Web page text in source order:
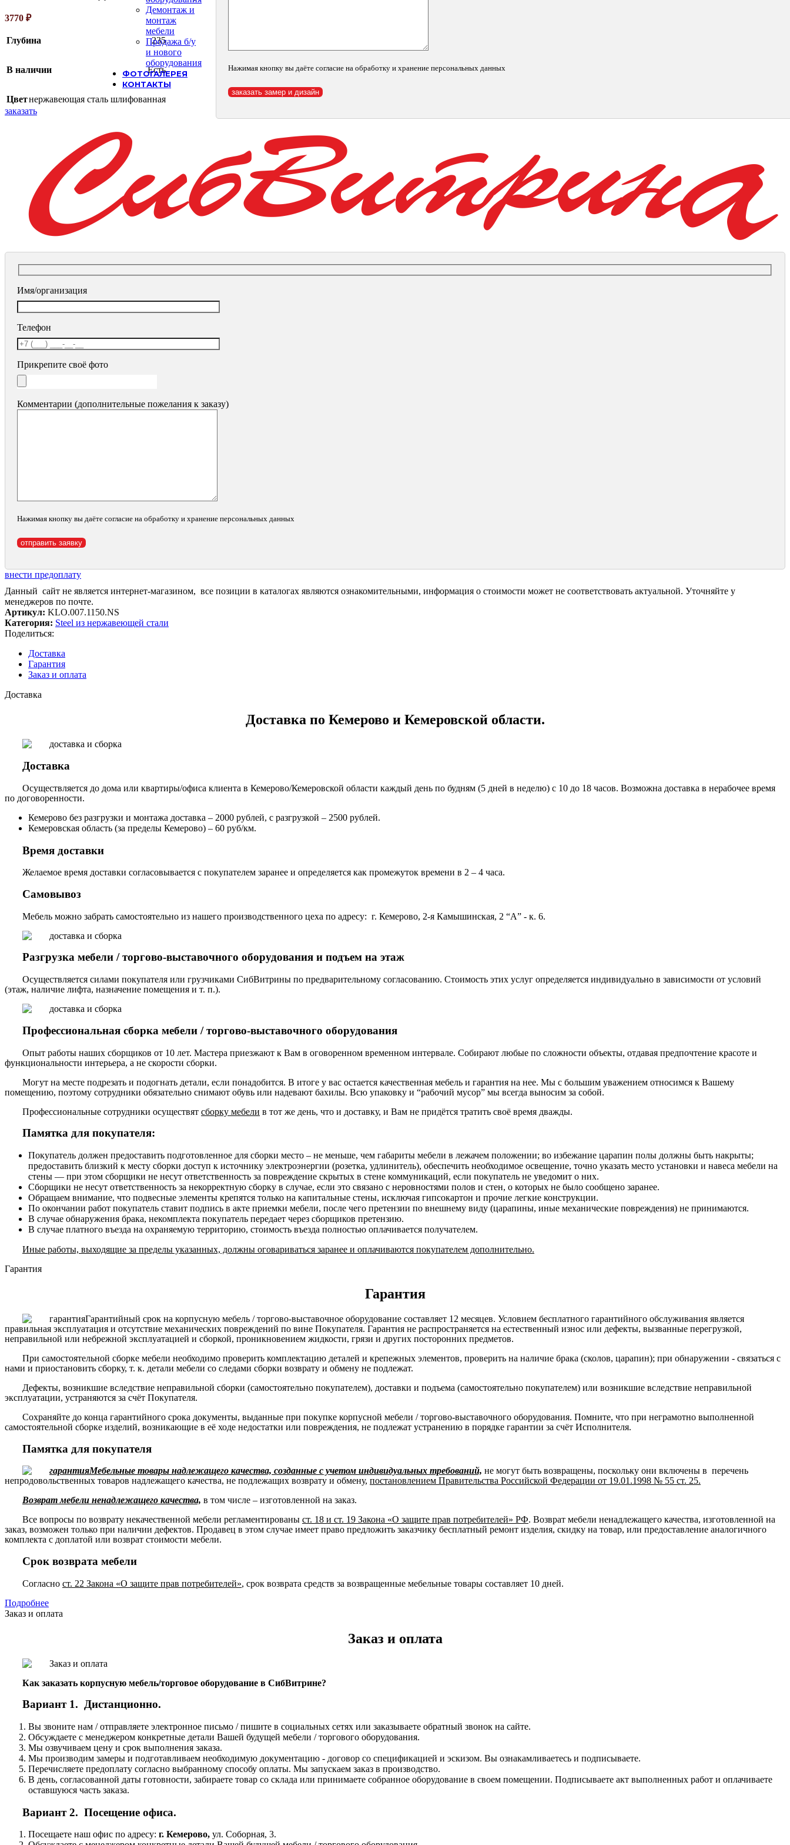
Демонтаж и
монтаж
мебели
Продажа б/у
и нового
оборудования
ФОТОГАЛЕРЕЯ
КОНТАКТЫ
Нажимая кнопку вы даёте согласие на обработку и хранение персональных данных
3770 ₽
Глубина 235
В наличии Есть
Цветнержавеющая сталь шлифованная
заказать
Имя/организация
Телефон
Прикрепите своё фото
Комментарии (дополнительные пожелания к заказу)
Нажимая кнопку вы даёте согласие на обработку и хранение персональных данных
внести предоплату
Данный сайт не является интернет-магазином, все позиции в каталогах являются ознакомительными, информация о стоимости может не соответствовать актуальной. Уточняйте у
менеджеров по почте.
Артикул: KLO.007.1150.NS
Категория: Steel из нержавеющей стали
Поделиться:
Доставка
Гарантия
Заказ и оплата
Доставка
Доставка по Кемерово и Кемеровской области.
Доставка
Осуществляется до дома или квартиры/офиса клиента в Кемерово/Кемеровской области каждый день по будням (5 дней в неделю) с 10 до 18 часов. Возможна доставка в нерабочее время
по договоренности.
Кемерово без разгрузки и монтажа доставка – 2000 рублей, с разгрузкой – 2500 рублей.
Кемеровская область (за пределы Кемерово) – 60 руб/км.
Время доставки
Желаемое время доставки согласовывается с покупателем заранее и определяется как промежуток времени в 2 – 4 часа.
Самовывоз
Мебель можно забрать самостоятельно из нашего производственного цеха по адресу: г. Кемерово, 2-я Камышинская, 2 “А” - к. 6.
Разгрузка мебели / торгово-выставочного оборудования и подъем на этаж
Осуществляется силами покупателя или грузчиками СибВитрины по предварительному согласованию. Стоимость этих услуг определяется индивидуально в зависимости от условий
(этаж, наличие лифта, назначение помещения и т. п.).
Профессиональная сборка мебели / торгово-выставочного оборудования
Опыт работы наших сборщиков от 10 лет. Мастера приезжают к Вам в оговоренном временном интервале. Собирают любые по сложности объекты, отдавая предпочтение красоте и
функциональности интерьера, а не скорости сборки.
Могут на месте подрезать и подогнать детали, если понадобится. В итоге у вас остается качественная мебель и гарантия на нее. Мы с большим уважением относимся к Вашему
помещению, поэтому сотрудники обязательно снимают обувь или надевают бахилы. Всю упаковку и “рабочий мусор” мы всегда выносим за собой.
Профессиональные сотрудники осуществят сборку мебели в тот же день, что и доставку, и Вам не придётся тратить своё время дважды.
Памятка для покупателя:
Покупатель должен предоставить подготовленное для сборки место – не меньше, чем габариты мебели в лежачем положении; во избежание царапин полы должны быть накрыты;
предоставить близкий к месту сборки доступ к источнику электроэнергии (розетка, удлинитель), обеспечить необходимое освещение, точно указать место установки и навеса мебели на
стены — при этом сборщики не несут ответственность за повреждение скрытых в стене коммуникаций, если покупатель не уведомит о них.
Сборщики не несут ответственность за некорректную сборку в случае, если это связано с неровностями полов и стен, о которых не было сообщено заранее.
Обращаем внимание, что подвесные элементы крепятся только на капитальные стены, исключая гипсокартон и прочие легкие конструкции.
По окончании работ покупатель ставит подпись в акте приемки мебели, после чего претензии по внешнему виду (царапины, иные механические повреждения) не принимаются.
В случае обнаружения брака, некомплекта покупатель передает через сборщиков претензию.
В случае платного въезда на охраняемую территорию, стоимость въезда полностью оплачивается получателем.
Иные работы, выходящие за пределы указанных, должны оговариваться заранее и оплачиваются покупателем дополнительно.
Гарантия
Гарантия
Гарантийный срок на корпусную мебель / торгово-выставочное оборудование составляет 12 месяцев. Условием бесплатного гарантийного обслуживания является
правильная эксплуатация и отсутствие механических повреждений по вине Покупателя. Гарантия не распространяется на естественный износ или дефекты, вызванные перегрузкой,
неправильной или небрежной эксплуатацией и сборкой, проникновением жидкости, грязи и других посторонних предметов.
При самостоятельной сборке мебели необходимо проверить комплектацию деталей и крепежных элементов, проверить на наличие брака (сколов, царапин); при обнаружении - связаться с
нами и приостановить сборку, т. к. детали мебели со следами сборки возврату и обмену не подлежат.
Дефекты, возникшие вследствие неправильной сборки (самостоятельно покупателем), доставки и подъема (самостоятельно покупателем) или возникшие вследствие неправильной
эксплуатации, устраняются за счёт Покупателя.
Сохраняйте до конца гарантийного срока документы, выданные при покупке корпусной мебели / торгово-выставочного оборудования. Помните, что при неграмотно выполненной
самостоятельной сборке изделий, возникающие в её ходе недостатки или повреждения, не подлежат устранению в порядке гарантии за счёт Исполнителя.
Памятка для покупателя
Мебельные товары надлежащего качества, созданные с учетом индивидуальных требований, не могут быть возвращены, поскольку они включены в перечень
непродовольственных товаров надлежащего качества, не подлежащих возврату и обмену, постановлением Правительства Российской Федерации от 19.01.1998 № 55 ст. 25.
Возврат мебели ненадлежащего качества, в том числе – изготовленной на заказ.
Все вопросы по возврату некачественной мебели регламентированы ст. 18 и ст. 19 Закона «О защите прав потребителей» РФ. Возврат мебели ненадлежащего качества, изготовленной на
заказ, возможен только при наличии дефектов. Продавец в этом случае имеет право предложить заказчику бесплатный ремонт изделия, скидку на товар, или предоставление аналогичного
комплекта с доплатой или возврат стоимости мебели.
Срок возврата мебели
Согласно ст. 22 Закона «О защите прав потребителей», срок возврата средств за возвращенные мебельные товары составляет 10 дней.
Подробнее
Заказ и оплата
Заказ и оплата
Как заказать корпусную мебель/торговое оборудование в СибВитрине?
Вариант 1. Дистанционно.
Вы звоните нам / отправляете электронное письмо / пишите в социальных сетях или заказываете обратный звонок на сайте.
Обсуждаете с менеджером конкретные детали Вашей будущей мебели / торгового оборудования.
Мы озвучиваем цену и срок выполнения заказа.
Мы производим замеры и подготавливаем необходимую документацию - договор со спецификацией и эскизом. Вы ознакамливаетесь и подписываете.
Перечисляете предоплату согласно выбранному способу оплаты. Мы запускаем заказ в производство.
В день, согласованной даты готовности, забираете товар со склада или принимаете собранное оборудование в своем помещении. Подписываете акт выполненных работ и оплачиваете
оставшуюся часть заказа.
Вариант 2. Посещение офиса.
Посещаете наш офис по адресу: г. Кемерово, ул. Соборная, 3.